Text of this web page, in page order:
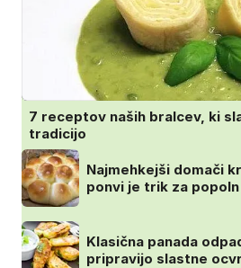
7 receptov naših bralcev, ki
tradicijo
Najmehkejši domači
ponvi je trik za
Klasična panada
pripravijo slastne